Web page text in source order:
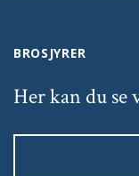
BROSJYRER
Her kan du